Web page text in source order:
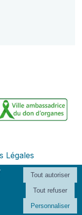
Légales
par Net15 -Site
Conditions Générales
Personnaliser